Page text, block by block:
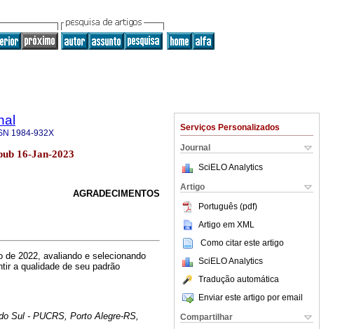
Serviços Personalizados
Journal
SciELO Analytics
Artigo
Português (pdf)
Artigo em XML
Como citar este artigo
SciELO Analytics
Tradução automática
Enviar este artigo por email
Compartilhar
1984-932X
16-Jan-2023
AGRADECIMENTOS
2022, avaliando e selecionando
a qualidade de seu padrão
Sul - PUCRS, Porto Alegre-RS,